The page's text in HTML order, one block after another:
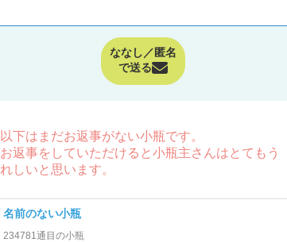
ななし／匿名
で送る
以下はまだお返事がない小瓶です。
お返事をしていただけると小瓶主さんはとてもう
れしいと思います。
名前のない小瓶
234781通目の小瓶